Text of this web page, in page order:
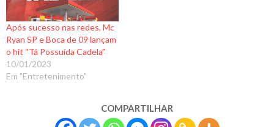
Após sucesso nas redes, Mc
Ryan SP e Boca de 09 lançam
o hit “Tá Possuída Cadela”
10/01/2023
Em "Entretenimento"
COMPARTILHAR